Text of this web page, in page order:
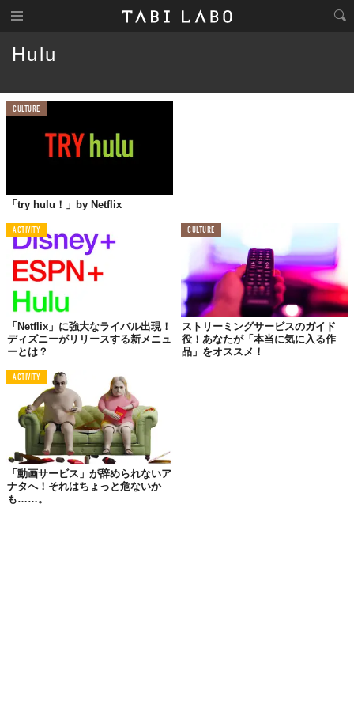
Hulu
CULTURE
「try hulu！」by Netflix
ACTIVITY
「Netflix」に強大なライバル出現！
ディズニーがリリースする新メニュ
ーとは？
CULTURE
ストリーミングサービスのガイド
役！あなたが「本当に気に入る作
品」をオススメ！
ACTIVITY
「動画サービス」が辞められないア
ナタへ！それはちょっと危ないか
も……。